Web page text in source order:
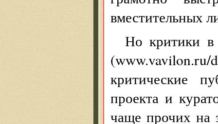
вместительных
Но критики в
критические
проекта и
чаще прочих на